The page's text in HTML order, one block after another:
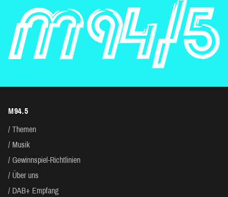
M94.5
Themen
Musik
Gewinnspiel-Richtlinien
Über uns
DAB+ Empfang